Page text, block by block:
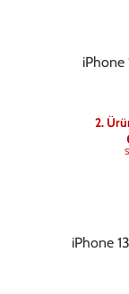
iPhone
2.
iPhone